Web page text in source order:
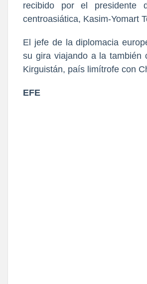
recibido por el presidente
centroasiática, Kasim-Yomart
El jefe de la diplomacia
su gira viajando a la también
Kirguistán, país limítrofe con
EFE